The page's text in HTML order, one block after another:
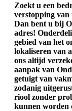
Zoekt u een
verstopping van
Dan bent u bij
adres!
gebied van het
lokaliseren van
ons altijd
aanpak van
getuigt van
zodanig
riool zonder
kunnen worden